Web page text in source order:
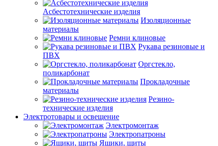
Асбестотехнические изделия
Изоляционные
материалы
Ремни клиновые
Рукава резиновые и
ПВХ
Оргстекло,
поликарбонат
Прокладочные
материалы
Резино-
технические изделия
Электротовары и освещение
Электромонтаж
Электропатроны
Ящики, щиты